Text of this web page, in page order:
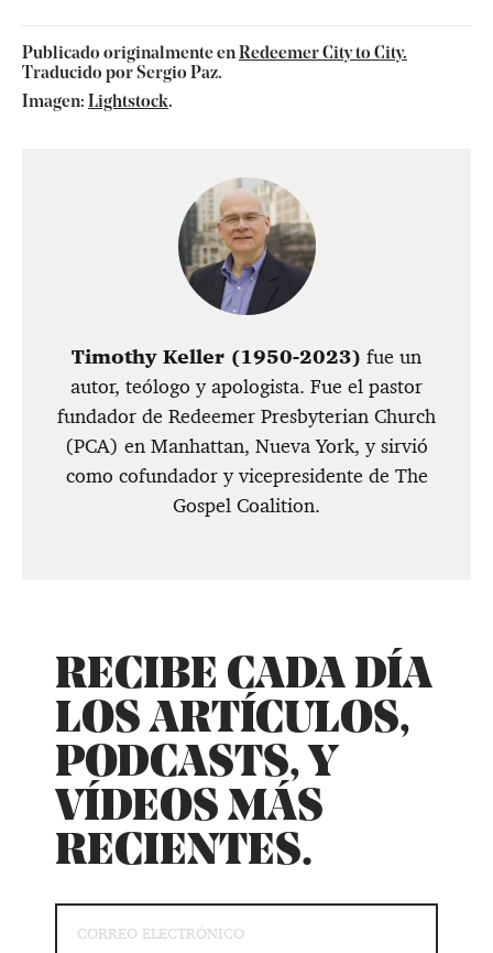
Publicado originalmente enRedeemer City to City.
Traducido por Sergio Paz.
Imagen: Lightstock.
Timothy Keller (1950-2023) fue un
autor, teólogo y apologista. Fue el pastor
fundador de Redeemer Presbyterian Church
(PCA) en Manhattan, Nueva York, y sirvió
como cofundador y vicepresidente de The
Gospel Coalition.
RECIBE CADA DÍA
LOS ARTÍCULOS,
PODCASTS, Y
VÍDEOS MÁS
RECIENTES.